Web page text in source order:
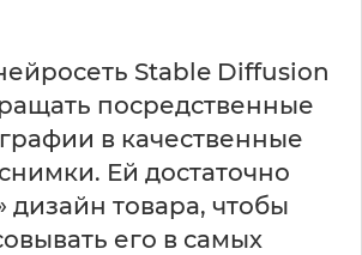
Stable Diffusion
посредственные
в качественные
Ей достаточно
дизайн товара, чтобы
его в самых